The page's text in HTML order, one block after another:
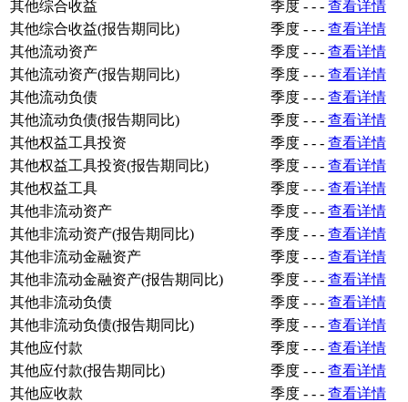
其他综合收益
季度 - - - 查看详情
其他综合收益(报告期同比)
季度 - - - 查看详情
其他流动资产
季度 - - - 查看详情
其他流动资产(报告期同比)
季度 - - - 查看详情
其他流动负债
季度 - - - 查看详情
其他流动负债(报告期同比)
季度 - - - 查看详情
其他权益工具投资
季度 - - - 查看详情
其他权益工具投资(报告期同比)
季度 - - - 查看详情
其他权益工具
季度 - - - 查看详情
其他非流动资产
季度 - - - 查看详情
其他非流动资产(报告期同比)
季度 - - - 查看详情
其他非流动金融资产
季度 - - - 查看详情
其他非流动金融资产(报告期同比)
季度 - - - 查看详情
其他非流动负债
季度 - - - 查看详情
其他非流动负债(报告期同比)
季度 - - - 查看详情
其他应付款
季度 - - - 查看详情
其他应付款(报告期同比)
季度 - - - 查看详情
其他应收款
季度 - - - 查看详情